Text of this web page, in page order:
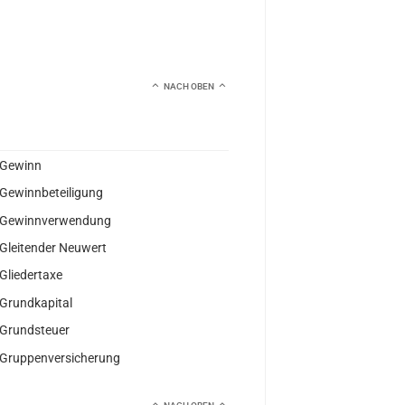
NACH OBEN
Gewinn
Gewinnbeteiligung
Gewinnverwendung
Gleitender Neuwert
Gliedertaxe
Grundkapital
Grundsteuer
Gruppenversicherung